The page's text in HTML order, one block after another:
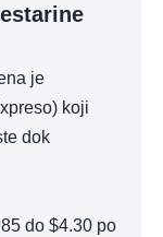
je
koji
dok
do $4.30 po